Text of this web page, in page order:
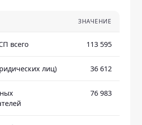
ЗНАЧЕНИЕ
всего 113 595
лиц) 36 612
76 983